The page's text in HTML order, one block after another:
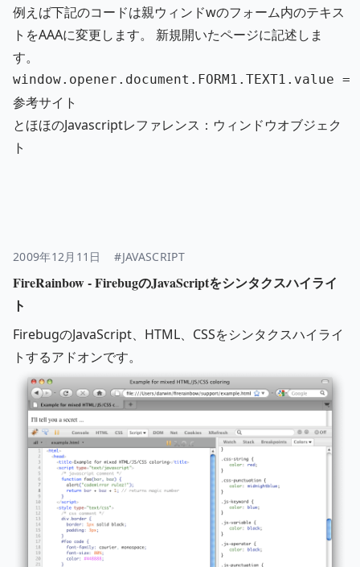
例えば下記のコードは親ウィンドwのフォーム内のテキス
トをAAAに変更します。 新規開いたページに記述しま
す。
window. opener . document . FORM1 . TEXT1 . value =
参考サイト
とほほのJavascriptレファレンス：ウィンドウオブジェク
ト
2009年12月11日 #JAVASCRIPT
FireRainbow - FirebugのJavaScriptをシンタクスハイライ
ト
FirebugのJavaScript、HTML、CSSをシンタクスハイライ
トするアドオンです。